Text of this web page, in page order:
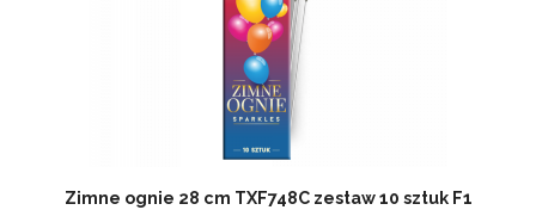
Zimne ognie 28 cm TXF748C zestaw 10 sztuk F1